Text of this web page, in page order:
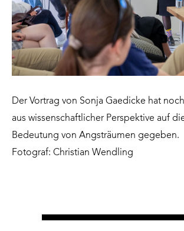
Der Vortrag von Sonja Gaedicke hat
aus wissenschaftlicher Perspektive auf
Bedeutung von Angsträumen gegeben.
Fotograf: Christian Wendling